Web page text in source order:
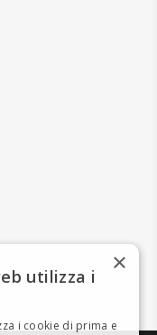
×
utilizza i
i cookie di prima e